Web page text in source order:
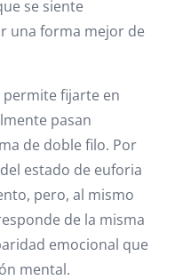
se siente
una forma mejor de
permite fijarte en
pasan
de doble filo. Por
estado de euforia
pero, al mismo
de la misma
emocional que
mental.